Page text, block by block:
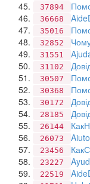
37894
36668
35016
32852
31551
31102
30507
30368
30172
28185
26144
26073
23456
23227
22519